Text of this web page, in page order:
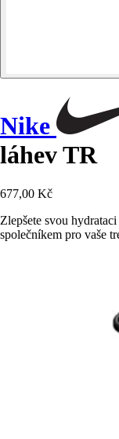
Nike
láhev TR
677,00 Kč
Zlepšete svou
společníkem pro vaše